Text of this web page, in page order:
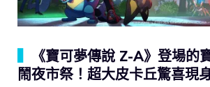
《寶可夢傳說 Z-A》登場的
鬧夜市祭！超大皮卡丘驚喜現